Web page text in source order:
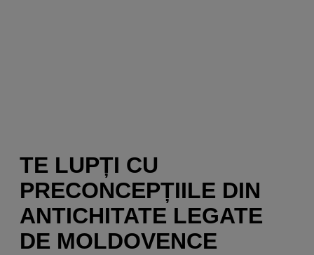
TE LUPȚI CU
PRECONCEPȚIILE DIN
ANTICHITATE LEGATE
DE MOLDOVENCE